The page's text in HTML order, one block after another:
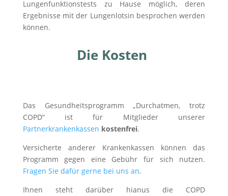
Lungenfunktionstests zu Hause möglich, deren
Ergebnisse mit der Lungenlotsin besprochen werden
können.
Die Kosten
Das Gesundheitsprogramm „Durchatmen, trotz
COPD“ ist für Mitglieder unserer
Partnerkrankenkassen kostenfrei.
Versicherte anderer Krankenkassen können das
Programm gegen eine Gebühr für sich nutzen.
Fragen Sie dafür gerne bei uns an.
Ihnen steht darüber hianus die COPD